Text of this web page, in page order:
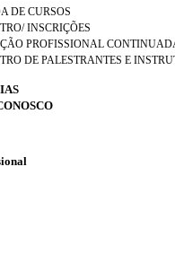
DE CURSOS
INSCRIÇÕES
PROFISSIONAL
DE PALESTRANTES E